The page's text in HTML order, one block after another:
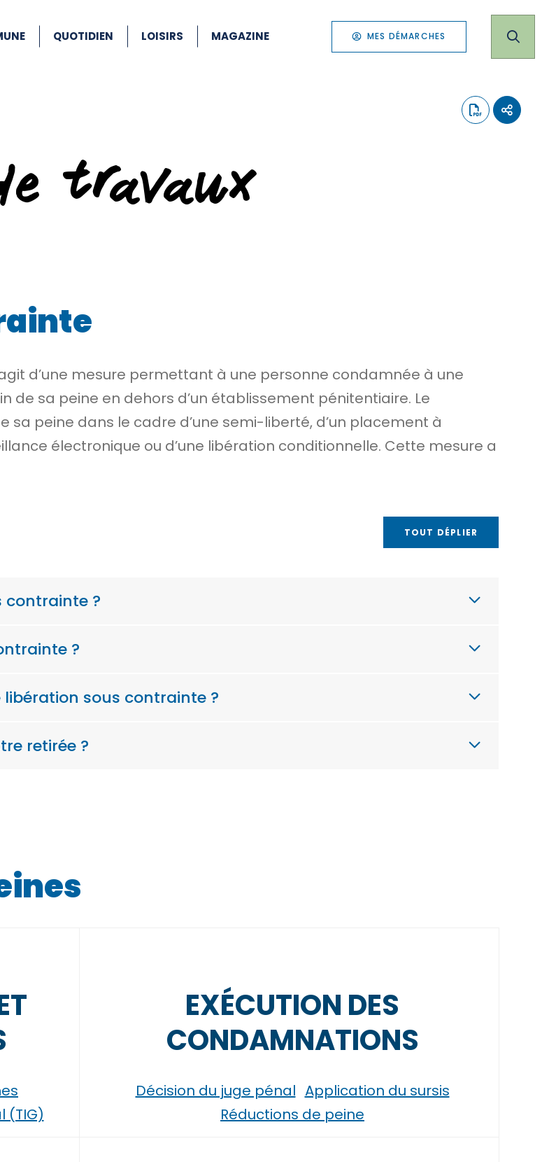
QUOTIDIEN LOISIRS MAGAZINE MES DÉMARCHES
travaux
d’une mesure permettant à une personne condamnée à une
de sa peine en dehors d’un établissement pénitentiaire. Le
sa peine dans le cadre d’une semi-liberté, d’un placement à
électronique ou d’une libération conditionnelle. Cette mesure a
TOUT DÉPLIER
contrainte ?
?
libération sous contrainte ?
retirée ?
(TIG)
EXÉCUTION DES
CONDAMNATIONS
Décision du juge pénal Application du sursis
Réductions de peine